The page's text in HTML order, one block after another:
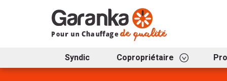
Syndic Copropriétaire